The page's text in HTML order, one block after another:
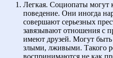
Легкая. Социопаты могут
поведение. Они иногда
совершают серьезных
завязывают отношения с
имеют друзей. Могут
злыми, лживыми. Такого